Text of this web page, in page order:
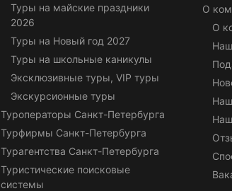
Туры на майские праздники
2026
Туры на Новый год 2027
Туры на школьные каникулы
Эксклюзивные туры, VIP туры
Экскурсионные туры
Туроператоры Санкт-Петербурга
Турфирмы Санкт-Петербурга
Турагентства Санкт-Петербурга
Туристические поисковые
системы
О
О